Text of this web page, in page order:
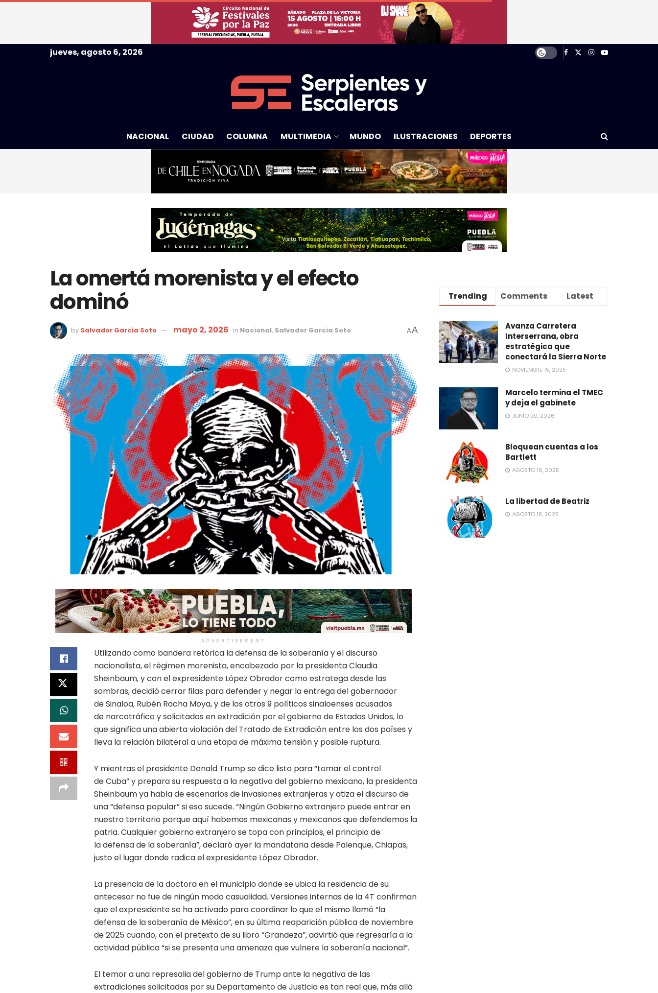
jueves, agosto 6, 2026
NACIONAL CIUDAD COLUMNA MULTIMEDIA MUNDO ILUSTRACIONES DEPORTES
La omertá morenista y el efecto
dominó
by Salvador Garcia Soto mayo 2, 2026 in Nacional, Salvador Garcia Soto AA
ADVERTISEMENT
Utilizando como bandera retórica la defensa de la soberanía y el discurso
nacionalista, el régimen morenista, encabezado por la presidenta Claudia
Sheinbaum, y con el expresidente López Obrador como estratega desde las
sombras, decidió cerrar filas para defender y negar la entrega del gobernador
de Sinaloa, Rubén Rocha Moya, y de los otros 9 políticos sinaloenses acusados
de narcotráfico y solicitados en extradición por el gobierno de Estados Unidos, lo
que significa una abierta violación del Tratado de Extradición entre los dos países y
lleva la relación bilateral a una etapa de máxima tensión y posible ruptura.
Y mientras el presidente Donald Trump se dice listo para “tomar el control
de Cuba” y prepara su respuesta a la negativa del gobierno mexicano, la presidenta
Sheinbaum ya habla de escenarios de invasiones extranjeras y atiza el discurso de
una “defensa popular” si eso sucede. “Ningún Gobierno extranjero puede entrar en
nuestro territorio porque aquí habemos mexicanas y mexicanos que defendemos la
patria. Cualquier gobierno extranjero se topa con principios, el principio de
la defensa de la soberanía”, declaró ayer la mandataria desde Palenque, Chiapas,
justo el lugar donde radica el expresidente López Obrador.
La presencia de la doctora en el municipio donde se ubica la residencia de su
antecesor no fue de ningún modo casualidad. Versiones internas de la 4T confirman
que el expresidente se ha activado para coordinar lo que el mismo llamó “la
defensa de la soberanía de México”, en su última reaparición pública de noviembre
de 2025 cuando, con el pretexto de su libro “Grandeza”, advirtió que regresaría a la
actividad pública “si se presenta una amenaza que vulnere la soberanía nacional”.
El temor a una represalia del gobierno de Trump ante la negativa de las
extradiciones solicitadas por su Departamento de Justicia es tan real que, más allá
Trending Comments Latest
Avanza Carretera
Interserrana, obra
estratégica que
conectará la Sierra Norte
NOVIEMBRE 15, 2025
Marcelo termina el TMEC
y deja el gabinete
JUNIO 20, 2026
Bloquean cuentas a los
Bartlett
AGOSTO 16, 2025
La libertad de Beatriz
AGOSTO 18, 2025